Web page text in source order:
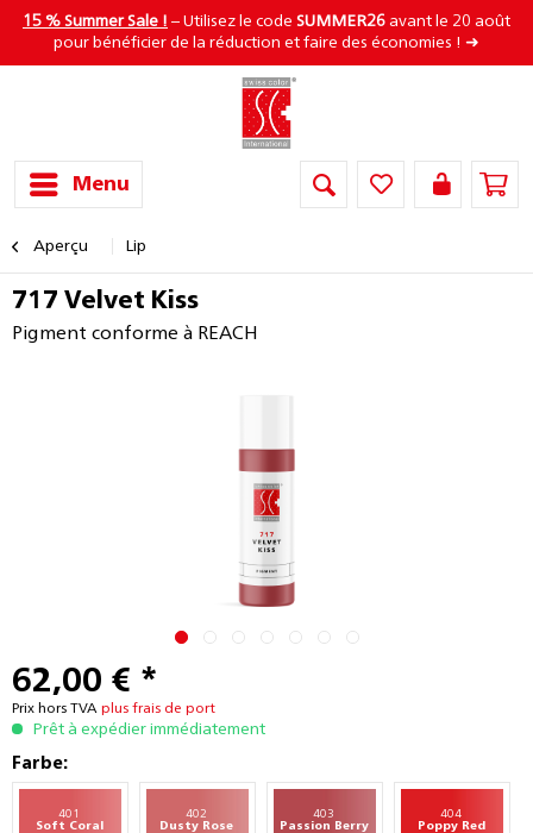
15 % Summer Sale ! – Utilisez le code SUMMER26 avant le 20 août
pour bénéficier de la réduction et faire des économies ! ➜
Menu
Aperçu Lip
717 Velvet Kiss
Pigment conforme à REACH
62,00 € *
Prix hors TVA plus frais de port
Prêt à expédier immédiatement
Farbe:
401
Soft Coral
402
Dusty Rose
403
Passion Berry
404
Poppy Red